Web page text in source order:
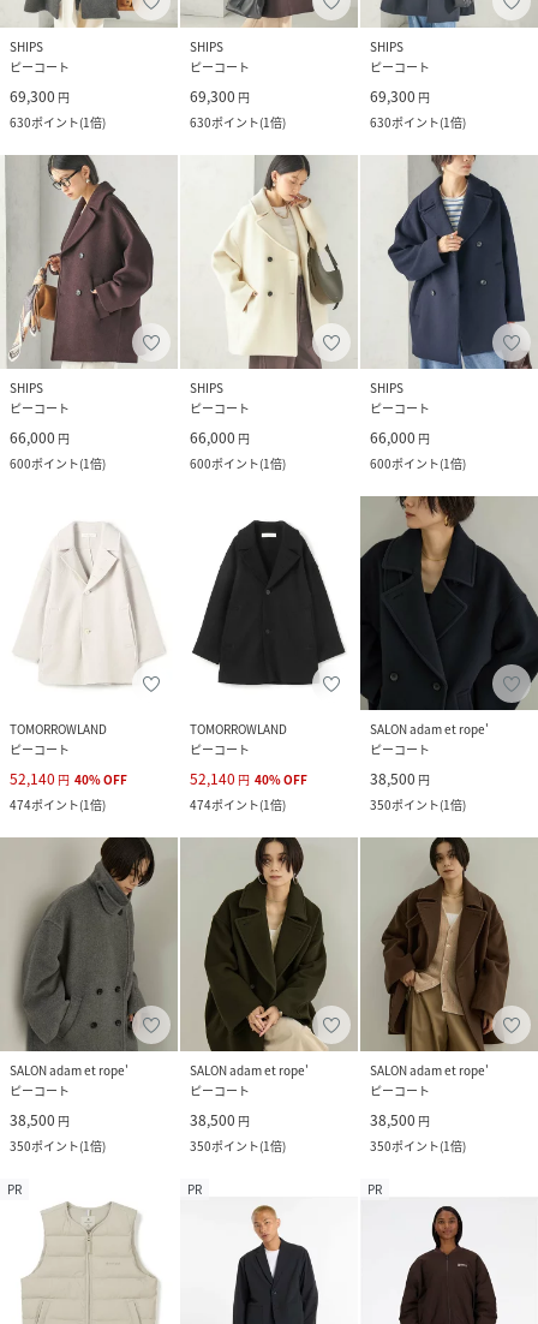
SHIPS
ピーコート
69,300 円
630ポイント(1倍)
SHIPS
ピーコート
69,300 円
630ポイント(1倍)
SHIPS
ピーコート
69,300 円
630ポイント(1倍)
SHIPS
ピーコート
66,000 円
600ポイント(1倍)
SHIPS
ピーコート
66,000 円
600ポイント(1倍)
SHIPS
ピーコート
66,000 円
600ポイント(1倍)
TOMORROWLAND
ピーコート
52,140 円 40%OFF
474ポイント(1倍)
TOMORROWLAND
ピーコート
52,140 円 40%OFF
474ポイント(1倍)
SALON adam et rope'
ピーコート
38,500 円
350ポイント(1倍)
SALON adam et rope'
ピーコート
38,500 円
350ポイント(1倍)
SALON adam et rope'
ピーコート
38,500 円
350ポイント(1倍)
SALON adam et rope'
ピーコート
38,500 円
350ポイント(1倍)
PR PR PR